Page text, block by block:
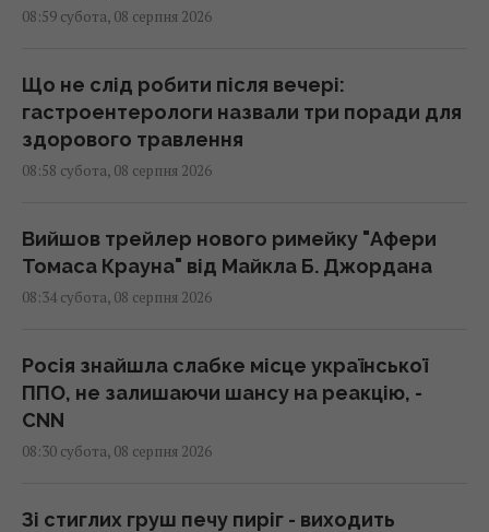
08:59 субота, 08 серпня 2026
Що не слід робити після вечері:
гастроентерологи назвали три поради для
здорового травлення
08:58 субота, 08 серпня 2026
Вийшов трейлер нового римейку "Афери
Томаса Крауна" від Майкла Б. Джордана
08:34 субота, 08 серпня 2026
Росія знайшла слабке місце української
ППО, не залишаючи шансу на реакцію, -
CNN
08:30 субота, 08 серпня 2026
Зі стиглих груш печу пиріг - виходить